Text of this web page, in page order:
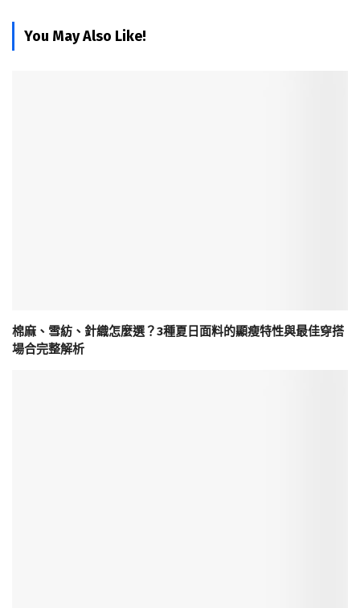
You May Also Like!
棉麻、雪紡、針織怎麼選？3種夏日面料的顯瘦特性與最佳穿搭
場合完整解析